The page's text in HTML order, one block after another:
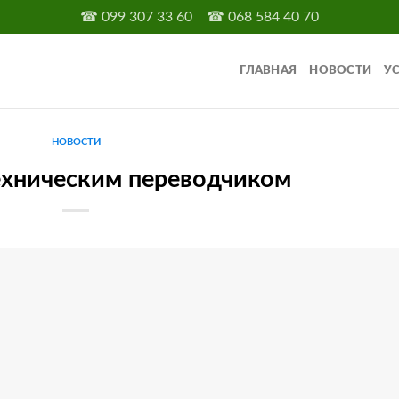
☎ 099 307 33 60 ☎068 584 40 70
ГЛАВНАЯ НОВОСТИ
НОВОСТИ
переводчиком